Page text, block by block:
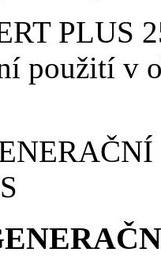
PLUS
použití v